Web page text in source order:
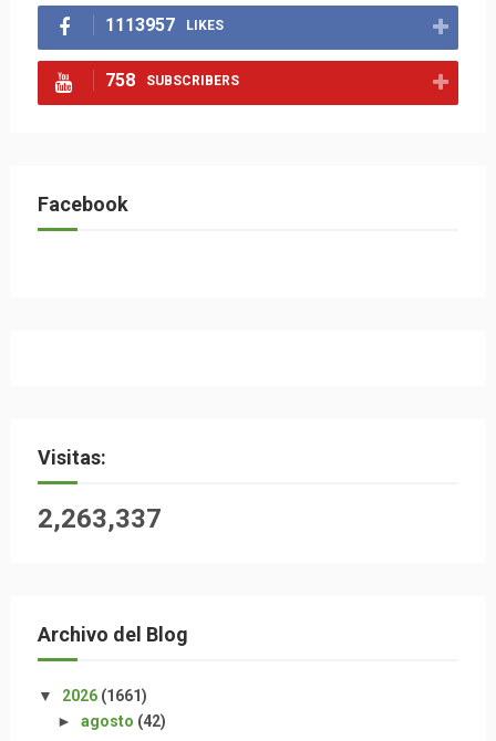
1113957 LIKES
758 SUBSCRIBERS
Facebook
Visitas:
2,263,337
Archivo del Blog
▼ 2026 (1661)
► agosto (42)